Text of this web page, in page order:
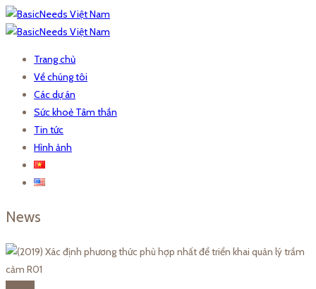
Trang chủ
Về chúng tôi
Các dự án
Sức khoẻ Tâm thần
Tin tức
Hình ảnh
News